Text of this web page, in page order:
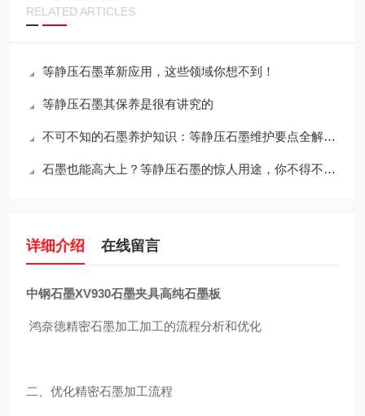
RELATED ARTICLES
等静压石墨革新应用，这些领域你想不到！
等静压石墨其保养是很有讲究的
不可不知的石墨养护知识：等静压石墨维护要点全解析！
石墨也能高大上？等静压石墨的惊人用途，你不得不知！
详细介绍 在线留言
中钢石墨XV930石墨夹具高纯石墨板
鸿奈德精密石墨加工加工的流程分析和优化
二、优化精密石墨加工流程